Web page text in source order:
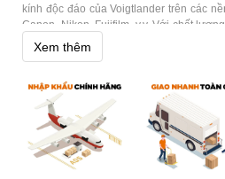
kính độc đáo của Voigtlander trên các
Canon, Nikon, Fujifilm, v.v. Với chất
tin cậy, ngàm chuyển Voigtlander là
ảnh gia chuyên nghiệp và tín đồ của ống
Phân phối Ngàm chuyển
TPHCM, Hà Nội, Đà Nẵng
Hoằng Quân là đơn vị phân phối và
chính hãngtại Việt Nam. Quý khách
website của chúng tôi với chế độ miễn
Xem thêm